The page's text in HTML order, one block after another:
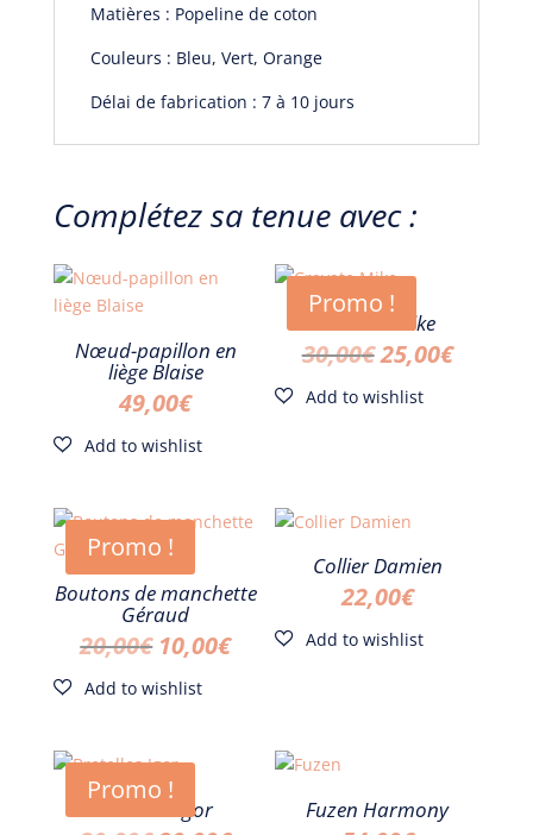
Matières : Popeline de coton
Couleurs : Bleu, Vert, Orange
Délai de fabrication : 7 à 10 jours
Complétez sa tenue avec :
Nœud-papillon en
liège Blaise
49,00€
Promo !
Cravate Mike
30,00€Le
prix
30,00€.
25,00€Le
Promo !
Boutons de manchette
Géraud
20,00€ Le
prix
était :
20,00€.
10,00€Le
est :
10,00€.
Collier Damien
22,00€
Promo !
Bretelles Igor Fuzen Harmony